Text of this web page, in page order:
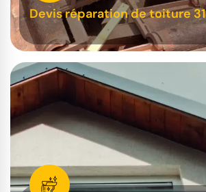
Devis réparation de toiture 31